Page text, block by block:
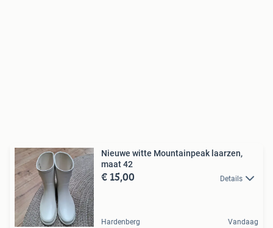
Nieuwe witte Mountainpeak laarzen,
maat 42
€ 15,00 Details
Hardenberg Vandaag